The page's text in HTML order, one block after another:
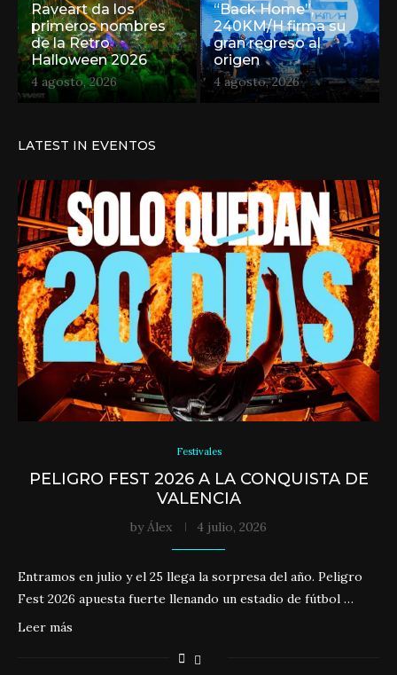
Raveart da los
primeros nombres
de la Retro
Halloween 2026
4 agosto, 2026
“Back Home”,
240KM/H firma su
gran regreso al
origen
4 agosto, 2026
LATEST IN EVENTOS
Festivales
PELIGRO FEST 2026 A LA CONQUISTA DE
VALENCIA
byÁlex 4 julio, 2026
Entramos en julio y el 25 llega la sorpresa del año. Peligro
Fest 2026 apuesta fuerte llenando un estadio de fútbol …
Leer más